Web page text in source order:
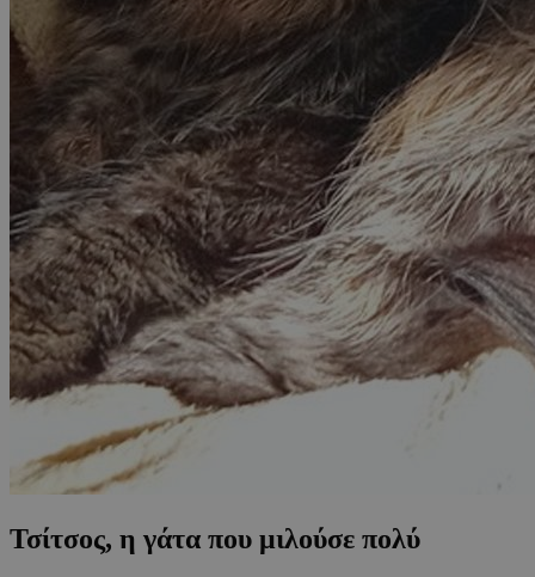
Τσίτσος, η γάτα που μιλούσε πολύ